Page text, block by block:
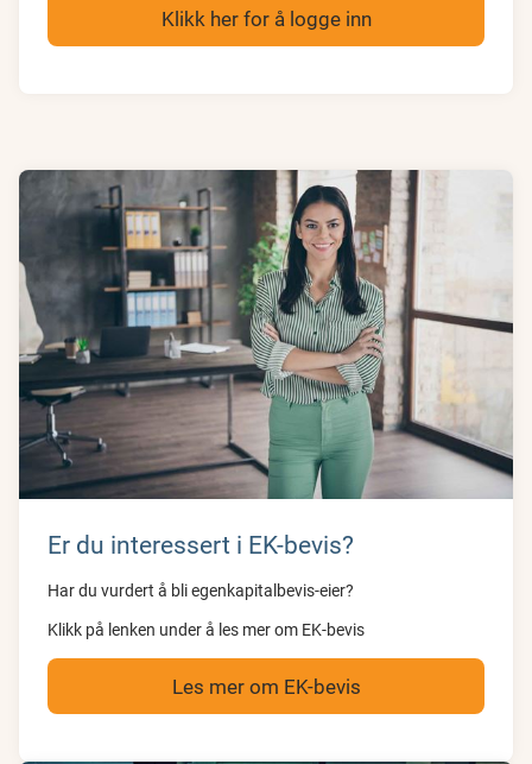
Klikk her for å logge inn
Er du interessert i EK-bevis?
Har du vurdert å bli egenkapitalbevis-eier?
Klikk på lenken under å les mer om EK-bevis
Les mer om EK-bevis